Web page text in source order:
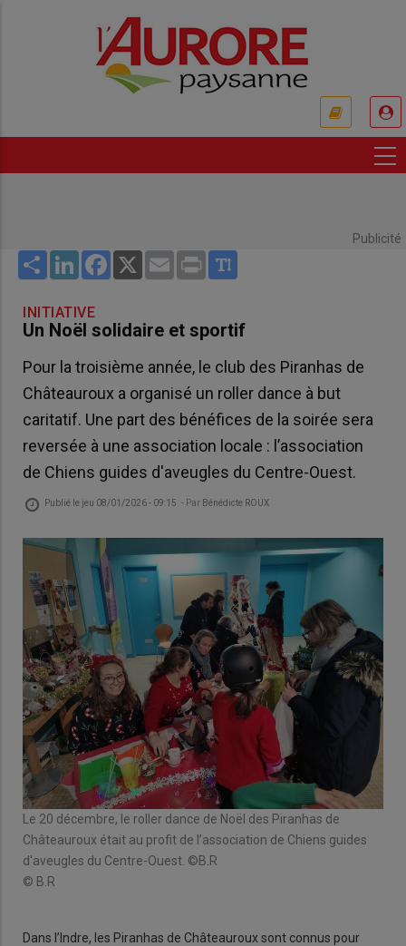
Publicité
Share LinkedInFacebook
X Email Print
INITIATIVE
Un Noël solidaire et sportif
Pour la troisième année, le club des Piranhas de
Châteauroux a organisé un roller dance à but
caritatif. Une part des bénéfices de la soirée sera
reversée à une association locale : l’association
de Chiens guides d'aveugles du Centre-Ouest.
Publié le jeu 08/01/2026 - 09:15 - Par Bénédicte ROUX
Le 20 décembre, le roller dance de Noël des Piranhas de
Châteauroux était au profit de l’association de Chiens guides
d'aveugles du Centre-Ouest. ©B.R
© B.R
Dans l’Indre, les Piranhas de Châteauroux sont connus pour